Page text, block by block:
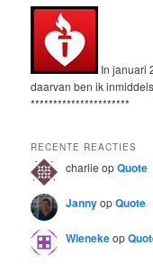
In januari
daarvan ben ik
**********************
RECENTE REACTIES
charlie opQuote
JannyopQuote
Wienekeop